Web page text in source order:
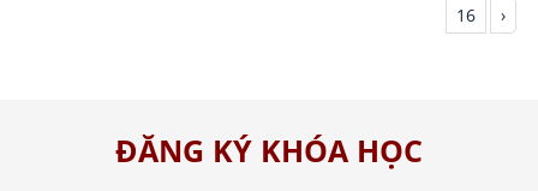
chi tiết hơn ở bài viết sau của Kế
16
›
ĐĂNG KÝ KHÓA HỌC